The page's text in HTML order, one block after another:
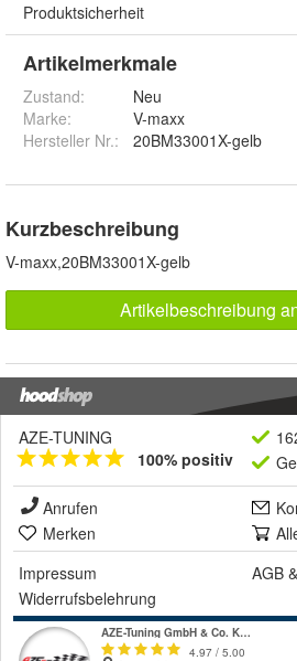
Produktsicherheit
Artikelmerkmale
Zustand:
Neu
Marke:
V-maxx
Hersteller Nr.:
20BM33001X-gelb
Kurzbeschreibung
V-maxx,20BM33001X-gelb
Artikelbeschreibung
AZE-TUNING
100% positiv
Anrufen
Merken
Impressum
AGB &
Widerrufsbelehrung